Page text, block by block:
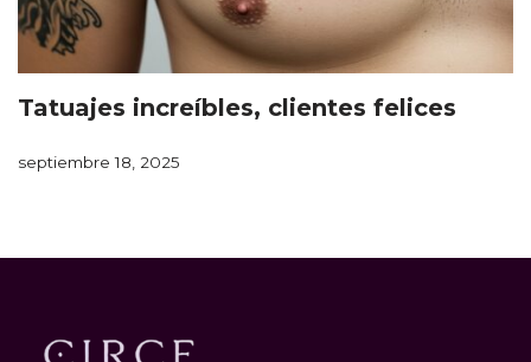
Tatuajes increíbles, clientes felices
septiembre 18, 2025